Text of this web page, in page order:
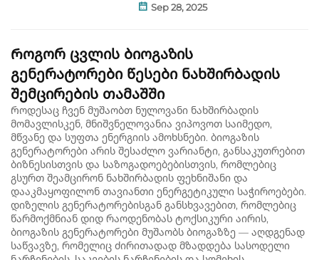
Sep 28, 2025
Როგორ ცვლის ბიოგაზის
გენერატორები წესები ნახშირბადის
შემცირების თამაშში
Როდესაც ჩვენ მუშაობთ ნულოვანი ნახშირბადის
მომავლისკენ, მნიშვნელოვანია ვიპოვოთ საიმედო,
მწვანე და სუფთა ენერგიის ამოხსნები. ბიოგაზის
გენერატორები არის შესაძლო ვარიანტი, განსაკუთრებით
ბიზნესისთვის და საზოგადოებებისთვის, რომლებიც
გსურთ შეამცირონ ნახშირბადის ფეხნიშანი და
დააკმაყოფილონ თავიანთი ენერგეტიკული საჭიროებები.
დიზელის გენერატორებისგან განსხვავებით, რომლებიც
წარმოქმნიან დიდ რაოდენობას ტოქსიკური აირის,
ბიოგაზის გენერატორები მუშაობს ბიოგაზზე — აღდგენად
საწვავზე, რომელიც ძირითადად მზადდება სასოდელი